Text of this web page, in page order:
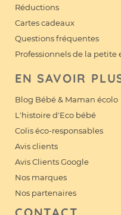
Réductions
Cartes cadeaux
Questions fréquentes
Professionnels de la petite
EN SAVOIR
Blog Bébé & Maman écolo
L'histoire d'Eco bébé
Colis éco-responsables
Avis clients
Avis Clients Google
Nos marques
Nos partenaires